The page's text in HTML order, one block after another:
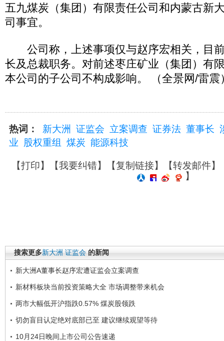
五九煤炭（集团）有限责任公司和内蒙古新
司事宜。
公司称，上述事项仅与赵序宏相关，目
长及总裁职务。对前述枣庄矿业（集团）有
本公司的子公司不构成影响。 （全景网/雷震
热词： 新大洲 证监会 立案调查 证券法 董事长
业
股权重组 煤炭 能源科技
【打印】【我要纠错】【复制链接】【转发邮件】
】
搜索更多新大洲 证监会 的新闻
新大洲A董事长赵序宏遭证监会立案调查
新材料板块当前投资策略大全 市场调整带来机会
两市大幅低开沪指跌0.57% 煤炭股领跌
切勿盲目认定绝对底部已至 建议继续观望等待
10月24日晚间上市公司公告速递